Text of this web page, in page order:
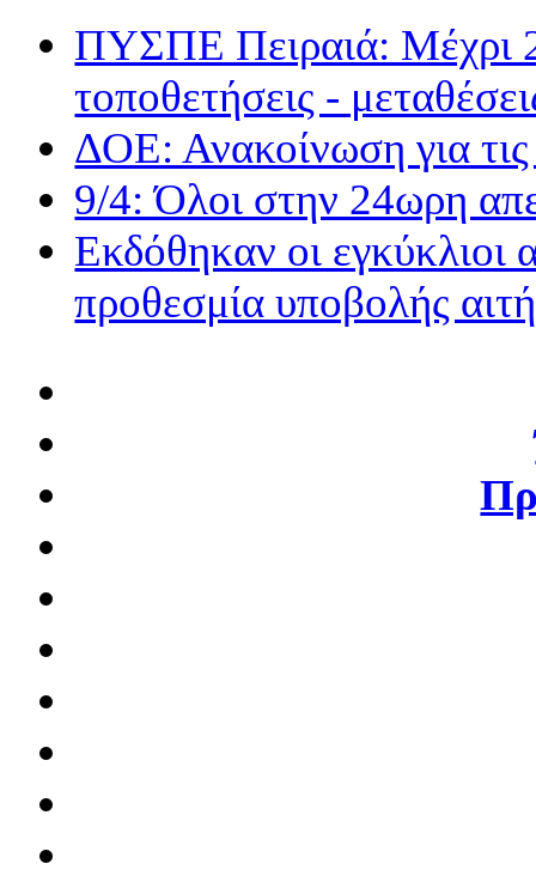
ΠΥΣΠΕ Πειραιά: Μέχρι
τοποθετήσεις -
ΔΟΕ: Ανακοίνωση για
9/4: Όλοι στην 24ωρη
Εκδόθηκαν οι
προθεσμία υποβολής